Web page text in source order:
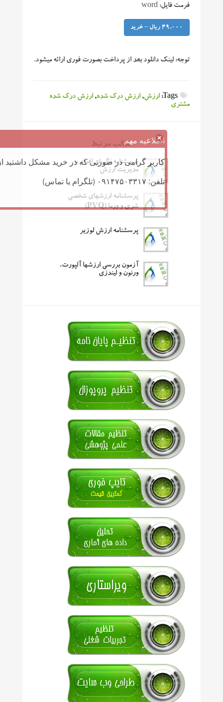
فرمت فایل: word
49,000 ریال – خرید
توجه: لینک دانلود بعد از پرداخت بصورت فوری ارائه میشود.
Tags: ارزش,ارزش درک شده,ارزش درک شده
مشتری
مطالب مرتبط
پرسشنامه نگرش افراد به
مدیریت ارزش
پرسشنامه ارزشهای شخصی
شری و ورما (PVQ)
پرسشنامه ارزش لوزیر
آزمون بررسی ارزشها آلپورت،
ورنون و لیندزی
اطلاعیه مهم
کاربر گرامی در صورتی که در خرید مشکل داشتید
تلفن: ۰۹۱۴۷۵۰۳۳۱۷ (تلگرام یا تماس)